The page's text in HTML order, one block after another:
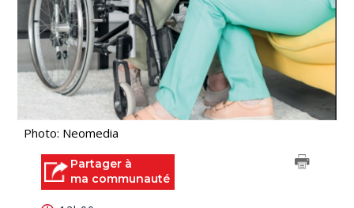
Photo: Neomedia
Partager à
ma communauté